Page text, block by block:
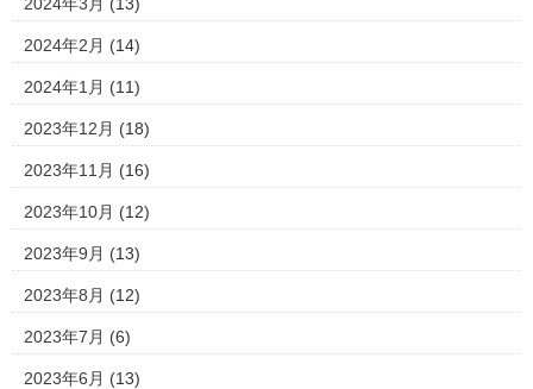
2024年2月 (14)
2024年1月 (11)
2023年12月 (18)
2023年11月 (16)
2023年10月 (12)
2023年9月 (13)
2023年8月 (12)
2023年7月 (6)
2023年6月 (13)